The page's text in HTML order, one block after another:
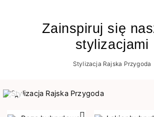
Zainspiruj się
stylizacjami
Stylizacja Rajska Przygoda